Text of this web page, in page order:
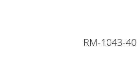
RM-1043-40